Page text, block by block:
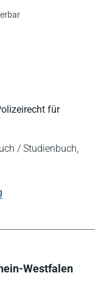
für
/ Studienbuch,
Westfalen